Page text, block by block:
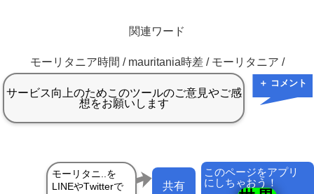
関連ワード
モーリタニア時間 / mauritania時差 / モーリタニア /
＋ コメント
このページをアプリ
にしちゃおう！
共有